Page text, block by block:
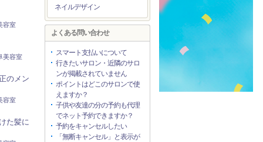
容室
美容室
のメン
容室
た髪に
ネイルデザイン
よくある問い合わせ
スマート支払いについて
行きたいサロン・近隣のサロ
ンが掲載されていません
ポイントはどこのサロンで使
えますか？
子供や友達の分の予約も代理
でネット予約できますか？
予約をキャンセルしたい
「無断キャンセル」と表示が